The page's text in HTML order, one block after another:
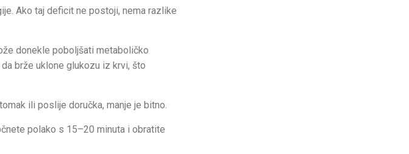
Ako taj deficit ne postoji, nema razlike
donekle poboljšati metaboličko
brže uklone glukozu iz krvi, što
ili poslije doručka, manje je bitno.
polako s 15–20 minuta i obratite